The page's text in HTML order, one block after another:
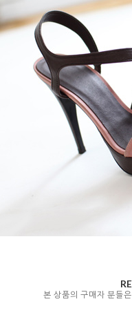
본 상품의 구매자 분들